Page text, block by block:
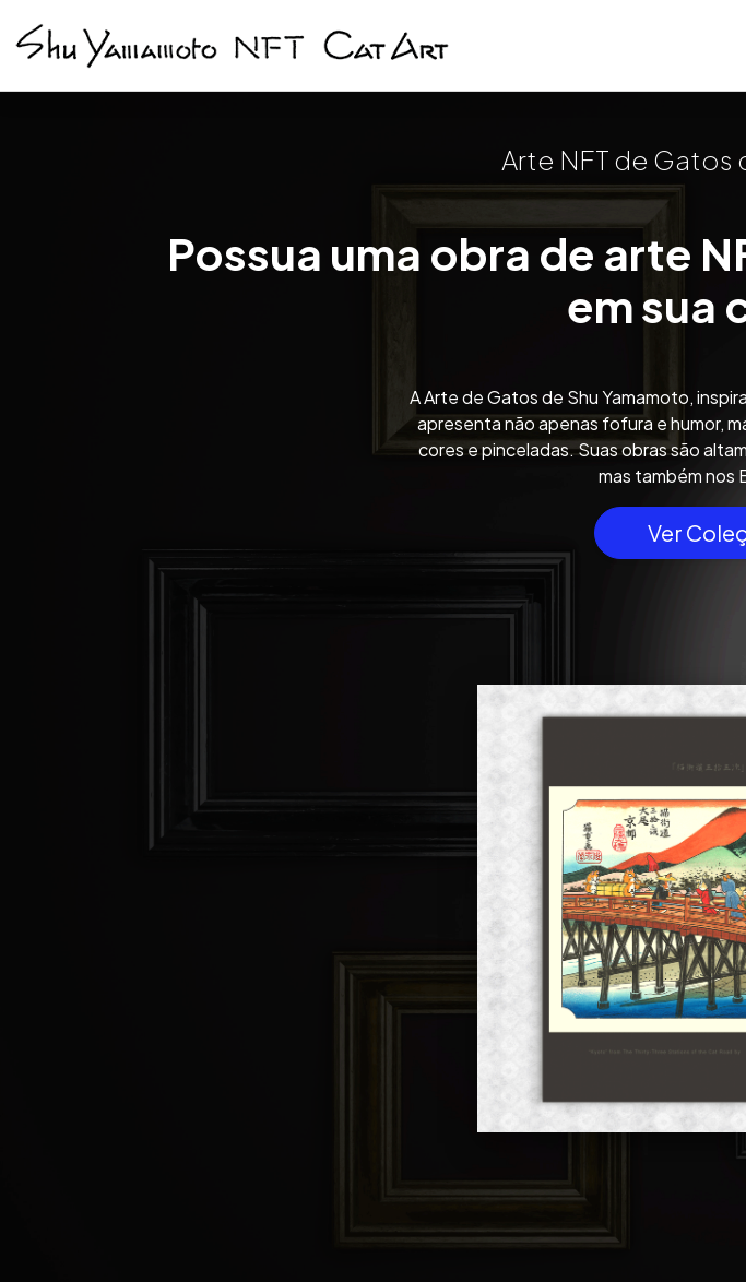
Arte NFT de Gatos
Possua uma obra de arte
em sua
A Arte de Gatos de Shu Yamamoto,
apresenta não apenas fofura e humor,
cores e pinceladas. Suas obras são
mas também nos
Ver